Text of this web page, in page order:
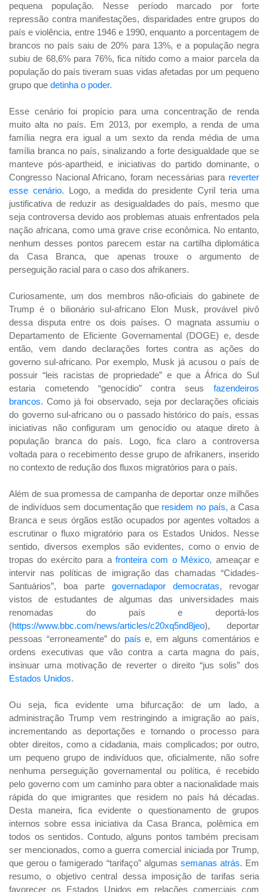
pequena população. Nesse período marcado por forte
repressão contra manifestações, disparidades entre grupos do
país e violência, entre 1946 e 1990, enquanto a porcentagem de
brancos no país saiu de 20% para 13%, e a população negra
subiu de 68,6% para 76%, fica nítido como a maior parcela da
população do país tiveram suas vidas afetadas por um pequeno
grupo que detinha o poder.
Esse cenário foi propício para uma concentração de renda
muito alta no país. Em 2013, por exemplo, a renda de uma
família negra era igual a um sexto da renda média de uma
família branca no país, sinalizando a forte desigualdade que se
manteve pós-apartheid, e iniciativas do partido dominante, o
Congresso Nacional Africano, foram necessárias para reverter
esse cenário. Logo, a medida do presidente Cyril teria uma
justificativa de reduzir as desigualdades do país, mesmo que
seja controversa devido aos problemas atuais enfrentados pela
nação africana, como uma grave crise econômica. No entanto,
nenhum desses pontos parecem estar na cartilha diplomática
da Casa Branca, que apenas trouxe o argumento de
perseguição racial para o caso dos afrikaners.
Curiosamente, um dos membros não-oficiais do gabinete de
Trump é o bilionário sul-africano Elon Musk, provável pivô
dessa disputa entre os dois países. O magnata assumiu o
Departamento de Eficiente Governamental (DOGE) e, desde
então, vem dando declarações fortes contra as ações do
governo sul-africano. Por exemplo, Musk já acusou o país de
possuir “leis racistas de propriedade” e que a África do Sul
estaria cometendo “genocídio” contra seus fazendeiros
brancos.Como já foi observado, seja por declarações oficiais
do governo sul-africano ou o passado histórico do país, essas
iniciativas não configuram um genocídio ou ataque direto à
população branca do país. Logo, fica claro a controversa
voltada para o recebimento desse grupo de afrikaners, inserido
no contexto de redução dos fluxos migratórios para o país.
Além de sua promessa de campanha de deportar onze milhões
de indivíduos sem documentação que residem no país,a Casa
Branca e seus órgãos estão ocupados por agentes voltados a
escrutinar o fluxo migratório para os Estados Unidos. Nesse
sentido, diversos exemplos são evidentes, como o envio de
tropas do exército para a fronteira com o México, ameaçar e
intervir nas políticas de imigração das chamadas “Cidades-
Santuários”, boa parte governadapor democratas, revogar
vistos de estudantes de algumas das universidades mais
renomadas do país e deportá-los
(https://www.bbc.com/news/articles/c20xq5nd8jeo), deportar
pessoas “erroneamente” do país e, em alguns comentários e
ordens executivas que vão contra a carta magna do país,
insinuar uma motivação de reverter o direito “jus solis” dos
Estados Unidos.
Ou seja, fica evidente uma bifurcação: de um lado, a
administração Trump vem restringindo a imigração ao país,
incrementando as deportações e tornando o processo para
obter direitos, como a cidadania, mais complicados; por outro,
um pequeno grupo de indivíduos que, oficialmente, não sofre
nenhuma perseguição governamental ou política, é recebido
pelo governo com um caminho para obter a nacionalidade mais
rápida do que imigrantes que residem no país há décadas.
Desta maneira, fica evidente o questionamento de grupos
internos sobre essa iniciativa da Casa Branca, polêmica em
todos os sentidos. Contudo, alguns pontos também precisam
ser mencionados, como a guerra comercial iniciada por Trump,
que gerou o famigerado “tarifaço” algumas semanas atrás. Em
resumo, o objetivo central dessa imposição de tarifas seria
favorecer os Estados Unidos em relações comerciais com